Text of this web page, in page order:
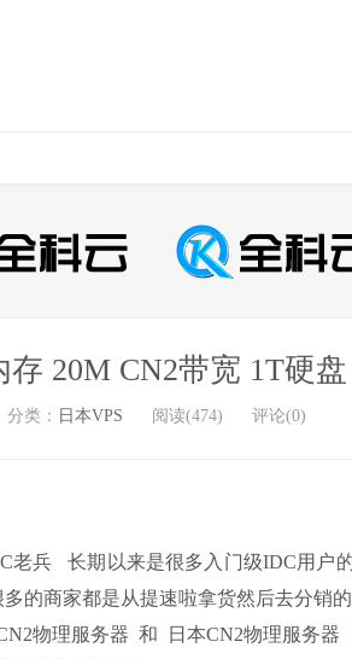
存 20M CN2带宽 1T硬
分类： 日本VPS 阅读(474) 评论(0)
老兵 长期以来是很多入门级IDC用户
的商家都是从提速啦拿货然后去分销的
物理服务器 和 日本CN2物理服务器